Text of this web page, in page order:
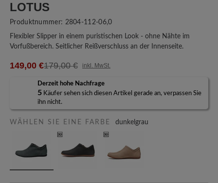
LOTUS
Produktnummer: 2804-112-06,0
Flexibler Slipper in einem puristischen Look - ohne Nähte im
Vorfußbereich. Seitlicher Reißverschluss an der Innenseite.
149,00 €179,00 € inkl. MwSt.
Derzeit hohe Nachfrage
5 Käufer sehen sich diesen Artikel gerade an, verpassen Sie
ihn nicht.
WÄHLEN SIE EINE FARBE dunkelgrau